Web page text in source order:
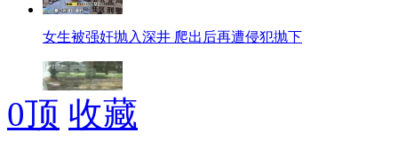
女生被强奸抛入深井 爬出后再遭侵犯抛下
"胖达人"案:小S若触犯伪证罪 或面临最重7年刑期
0顶 收藏